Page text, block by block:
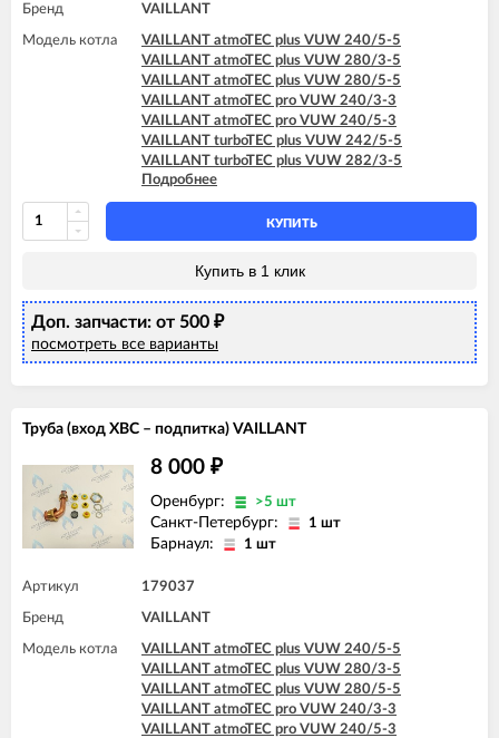
Бренд VAILLANT
Модель котла
VAILLANT atmoTEC plus VUW 240/5-5
VAILLANT atmoTEC plus VUW 280/3-5
VAILLANT atmoTEC plus VUW 280/5-5
VAILLANT atmoTEC pro VUW 240/3-3
VAILLANT atmoTEC pro VUW 240/5-3
VAILLANT turboTEC plus VUW 242/5-5
VAILLANT turboTEC plus VUW 282/3-5
VAILLANT turboTEC plus VUW 282/5-5
VAILLANT turboTEC plus VUW 322/3-5
VAILLANT turboTEC plus VUW 362/3-5
VAILLANT turboTEC pro VUW 242/3-3
Подробнее
КУПИТЬ
Купить в 1 клик
Доп. запчасти: от 500 ₽
посмотреть все варианты
Труба (вход ХВС – подпитка) VAILLANT
8 000 ₽
Оренбург: >5 шт
Санкт-Петербург: 1 шт
Барнаул: 1 шт
Артикул 179037
Бренд VAILLANT
Модель котла
VAILLANT atmoTEC plus VUW 240/5-5
VAILLANT atmoTEC plus VUW 280/3-5
VAILLANT atmoTEC plus VUW 280/5-5
VAILLANT atmoTEC pro VUW 240/3-3
VAILLANT atmoTEC pro VUW 240/5-3